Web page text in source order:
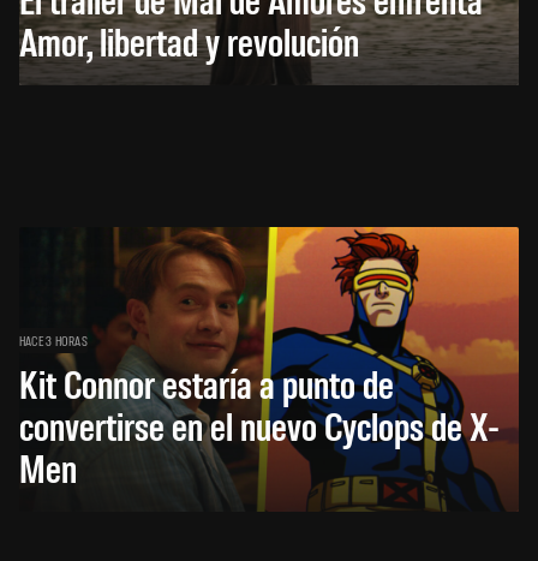
Amor, libertad y revolución
HACE 3 HORAS
Kit Connor estaría a punto de
convertirse en el nuevo Cyclops de X-
Men